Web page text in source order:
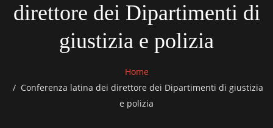
direttore dei Dipartimenti di
giustizia e polizia
Home
Conferenza latina dei direttore dei Dipartimenti di giustizia
e polizia